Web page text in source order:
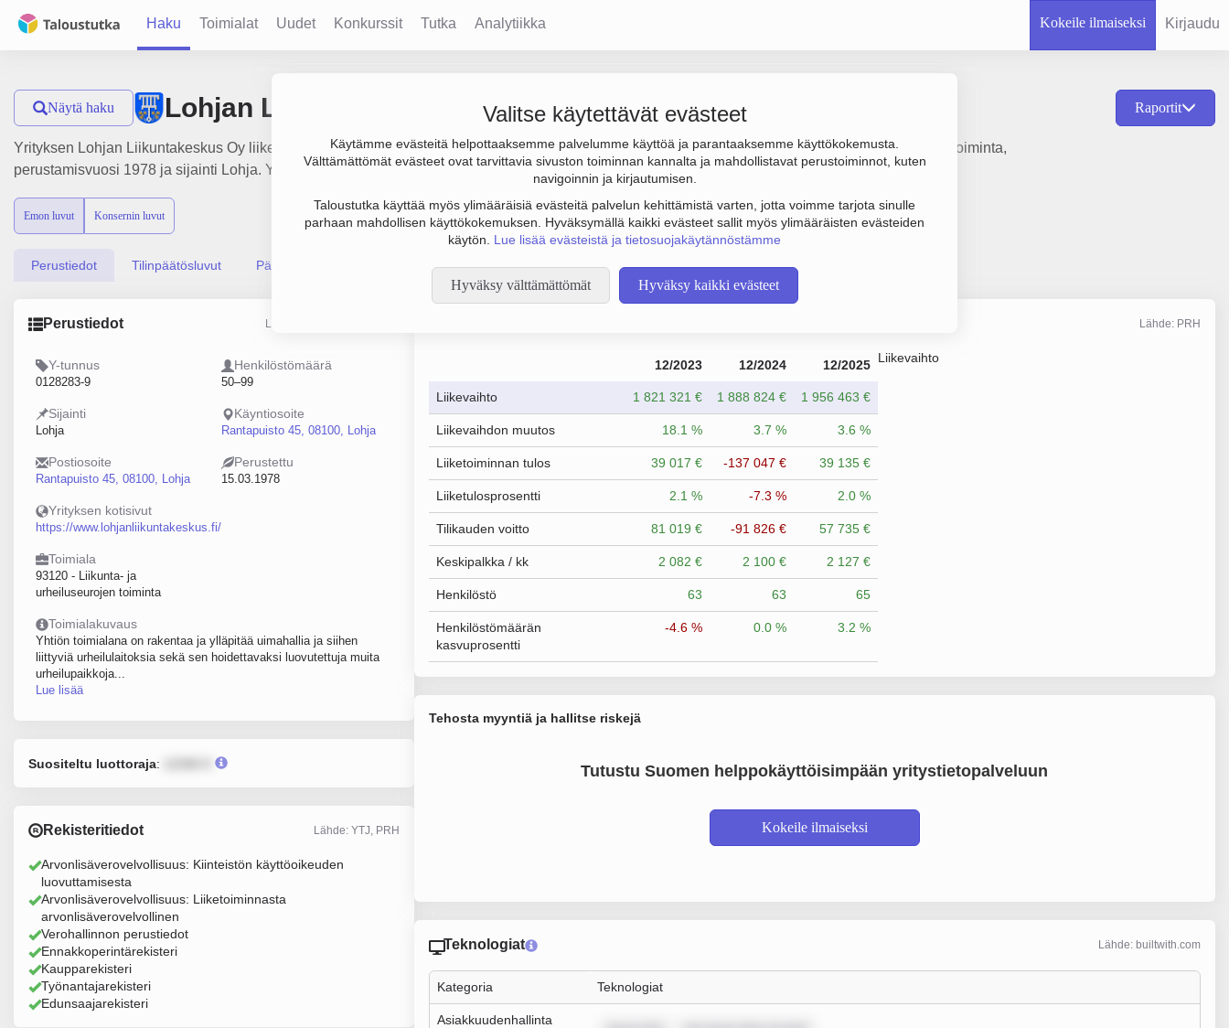
Haku Toimialat Uudet Konkurssit Tutka Analytiikka Kokeile ilmaiseksi Kirjaudu
Valitse käytettävät evästeet
Käytämme evästeitä helpottaaksemme palvelumme käyttöä ja parantaaksemme käyttökokemusta.
Välttämättömät evästeet ovat tarvittavia sivuston toiminnan kannalta ja mahdollistavat perustoiminnot, kuten
navigoinnin ja kirjautumisen.
Taloustutka käyttää myös ylimääräisiä evästeitä palvelun kehittämistä varten, jotta voimme tarjota sinulle
parhaan mahdollisen käyttökokemuksen. Hyväksymällä kaikki evästeet sallit myös ylimääräisten evästeiden
käytön. Lue lisää evästeistä ja tietosuojakäytännöstämme
Hyväksy välttämättömät Hyväksy kaikki evästeet
Näytä haku Lohjan Liikuntakeskus Oy Raportit
Yrityksen Lohjan Liikuntakeskus Oy liikevaihto on 2 milj. €, tulos 39 000 € ja henkilöstömäärä 65. Sen päätoimiala on Liikunta- ja urheiluseurojen toiminta,
perustamisvuosi 1978 ja sijainti Lohja. Yrityksen yhtiömuoto Osakeyhtiö (OY).
Emon luvut Konsernin luvut
Perustiedot Tilinpäätösluvut Päättäjätiedot
Perustiedot Lähde: YTJ, PRH, Traficom
Y-tunnus
0128283-9
Henkilöstömäärä
50–99
Sijainti
Lohja
Käyntiosoite
Rantapuisto 45, 08100, Lohja
Postiosoite
Rantapuisto 45, 08100, Lohja
Perustettu
15.03.1978
Yrityksen kotisivut
https://www.lohjanliikuntakeskus.fi/
Toimiala
93120 - Liikunta- ja
urheiluseurojen toiminta
Toimialakuvaus
Yhtiön toimialana on rakentaa ja ylläpitää uimahallia ja siihen
liittyviä urheilulaitoksia sekä sen hoidettavaksi luovutettuja muita
urheilupaikkoja...
Lue lisää
Suositeltu luottoraja:
Rekisteritiedot Lähde: YTJ, PRH
Arvonlisäverovelvollisuus: Kiinteistön käyttöoikeuden
luovuttamisesta
Arvonlisäverovelvollisuus: Liiketoiminnasta
arvonlisäverovelvollinen
Verohallinnon perustiedot
Ennakkoperintärekisteri
Kaupparekisteri
Työnantajarekisteri
Edunsaajarekisteri
Lähde: PRH
12/2023 12/2024 12/2025
Liikevaihto 1 821 321 € 1 888 824 € 1 956 463 €
Liikevaihdon muutos 18.1 % 3.7 % 3.6 %
Liiketoiminnan tulos 39 017 € -137 047 € 39 135 €
Liiketulosprosentti 2.1 % -7.3 % 2.0 %
Tilikauden voitto 81 019 € -91 826 € 57 735 €
Keskipalkka / kk 2 082 € 2 100 € 2 127 €
Henkilöstö 63 63 65
Henkilöstömäärän
kasvuprosentti
-4.6 % 0.0 % 3.2 %
Liikevaihto
Tehosta myyntiä ja hallitse riskejä
Tutustu Suomen helppokäyttöisimpään yritystietopalveluun
Kokeile ilmaiseksi
Teknologiat Lähde: builtwith.com
Kategoria Teknologiat
Asiakkuudenhallinta